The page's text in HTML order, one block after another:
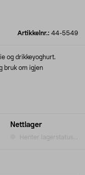
Artikkelnr.: 44-5549
Nettlager
Henter lagerstatus...
og drikkeyoghurt.
bruk om igjen